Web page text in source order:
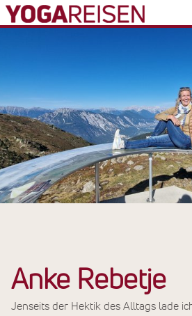
Anke Rebetje
Jenseits der Hektik des Alltags lade